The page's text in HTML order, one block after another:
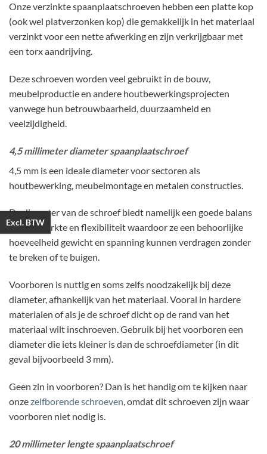
Onze verzinkte spaanplaatschroeven hebben een platte kop
(ook wel platverzonken kop) die gemakkelijk in het materiaal
verzinkt voor een nette afwerking en zijn verkrijgbaar met
een torx aandrijving.
Deze schroeven worden veel gebruikt in de bouw,
meubelproductie en andere houtbewerkingsprojecten
vanwege hun betrouwbaarheid, duurzaamheid en
veelzijdigheid.
4,5 millimeter diameter spaanplaatschroef
4,5 mm is een ideale diameter voor sectoren als
houtbewerking, meubelmontage en metalen constructies.
De diameter van de schroef biedt namelijk een goede balans
tussen sterkte en flexibiliteit waardoor ze een behoorlijke
hoeveelheid gewicht en spanning kunnen verdragen zonder
te breken of te buigen.
Voorboren is nuttig en soms zelfs noodzakelijk bij deze
diameter, afhankelijk van het materiaal. Vooral in hardere
materialen of als je de schroef dicht op de rand van het
materiaal wilt inschroeven. Gebruik bij het voorboren een
diameter die iets kleiner is dan de schroefdiameter (in dit
geval bijvoorbeeld 3 mm).
Geen zin in voorboren? Dan is het handig om te kijken naar
onzezelfborende schroeven, omdat dit schroeven zijn waar
voorboren niet nodig is.
20 millimeter lengte spaanplaatschroef
Excl. BTW